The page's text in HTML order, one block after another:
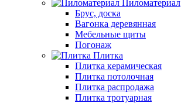
Пиломатериал
Брус, доска
Вагонка деревянная
Мебельные щиты
Погонаж
Плитка
Плитка керамическая
Плитка потолочная
Плитка распродажа
Плитка тротуарная